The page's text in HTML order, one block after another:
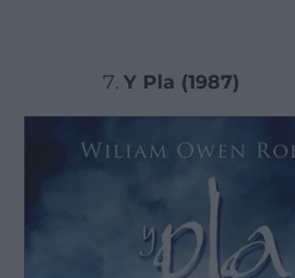
Y Pla (1987)